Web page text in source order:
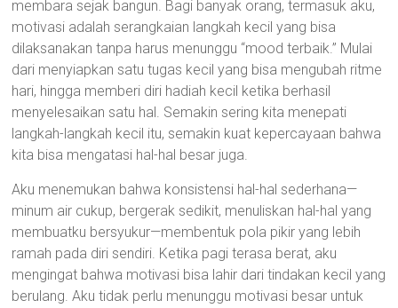
membara sejak bangun. Bagi banyak orang, termasuk aku,
motivasi adalah serangkaian langkah kecil yang bisa
dilaksanakan tanpa harus menunggu “mood terbaik.” Mulai
dari menyiapkan satu tugas kecil yang bisa mengubah ritme
hari, hingga memberi diri hadiah kecil ketika berhasil
menyelesaikan satu hal. Semakin sering kita menepati
langkah-langkah kecil itu, semakin kuat kepercayaan bahwa
kita bisa mengatasi hal-hal besar juga.
Aku menemukan bahwa konsistensi hal-hal sederhana—
minum air cukup, bergerak sedikit, menuliskan hal-hal yang
membuatku bersyukur—membentuk pola pikir yang lebih
ramah pada diri sendiri. Ketika pagi terasa berat, aku
mengingat bahwa motivasi bisa lahir dari tindakan kecil yang
berulang. Aku tidak perlu menunggu motivasi besar untuk